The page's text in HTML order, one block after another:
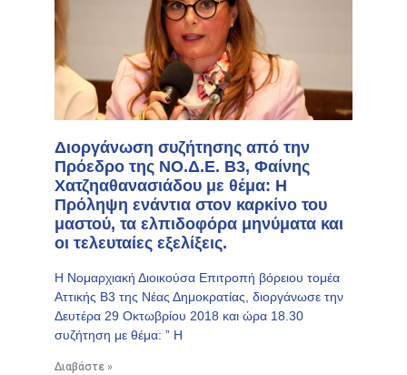
Διοργάνωση συζήτησης από την
Πρόεδρο της ΝΟ.Δ.Ε. Β3, Φαίνης
Χατζηαθανασιάδου με θέμα: Η
Πρόληψη ενάντια στον καρκίνο του
μαστού, τα ελπιδοφόρα μηνύματα και
οι τελευταίες εξελίξεις.
Η Νομαρχιακή Διοικούσα Επιτροπή βόρειου τομέα
Αττικής Β3 της Νέας Δημοκρατίας, διοργάνωσε την
Δευτέρα 29 Οκτωβρίου 2018 και ώρα 18.30
συζήτηση με θέμα: ” Η
Διαβάστε »